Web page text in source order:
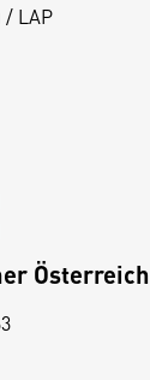
LAP
Österreich